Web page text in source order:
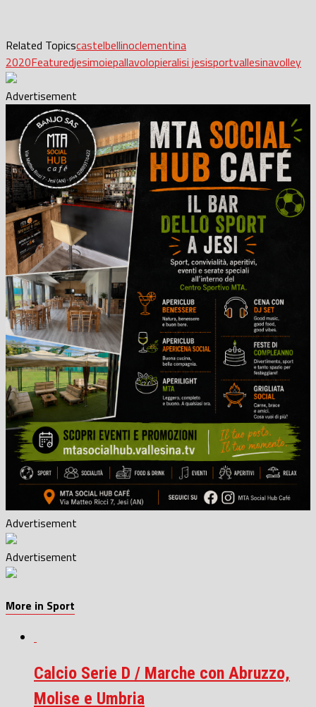
Related Topicscastelbellinoclementina
2020Featuredjesimoiepallavolopieralisi jesisportvallesinavolley
Advertisement
Advertisement
Advertisement
More in Sport
Calcio Serie D / Marche con Abruzzo,
Molise e Umbria